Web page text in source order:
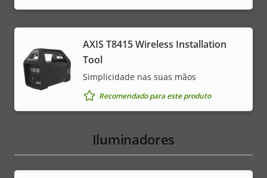
AXIS T8415 Wireless Installation
Tool
Simplicidade nas suas mãos
Recomendado para este produto
Iluminadores